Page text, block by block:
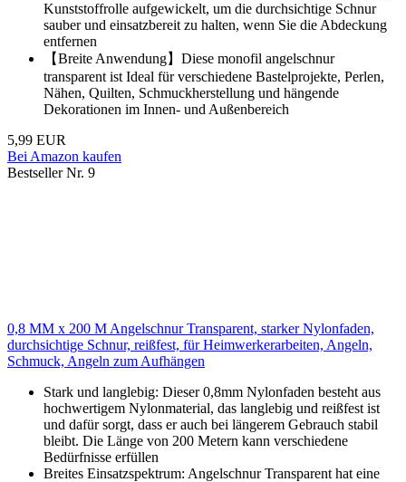
Kunststoffrolle aufgewickelt, um die durchsichtige Schnur
sauber und einsatzbereit zu halten, wenn Sie die Abdeckung
entfernen
【Breite Anwendung】Diese monofil angelschnur
transparent ist Ideal für verschiedene Bastelprojekte, Perlen,
Nähen, Quilten, Schmuckherstellung und hängende
Dekorationen im Innen- und Außenbereich
5,99 EUR
Bei Amazon kaufen
Bestseller Nr. 9
0,8 MM x 200 M Angelschnur Transparent, starker Nylonfaden,
durchsichtige Schnur, reißfest, für Heimwerkerarbeiten, Angeln,
Schmuck, Angeln zum Aufhängen
Stark und langlebig: Dieser 0,8mm Nylonfaden besteht aus
hochwertigem Nylonmaterial, das langlebig und reißfest ist
und dafür sorgt, dass er auch bei längerem Gebrauch stabil
bleibt. Die Länge von 200 Metern kann verschiedene
Bedürfnisse erfüllen
Breites Einsatzspektrum: Angelschnur Transparent hat eine